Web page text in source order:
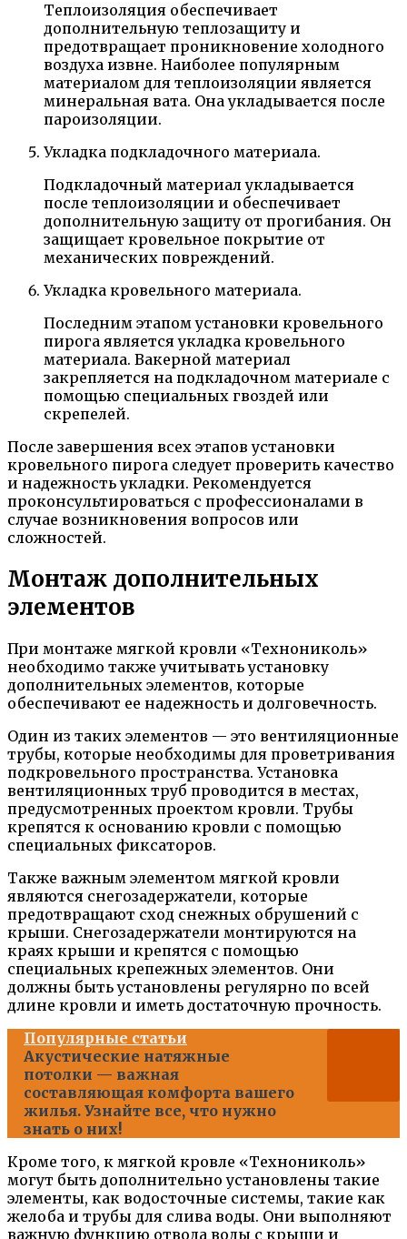
Теплоизоляция обеспечивает
дополнительную теплозащиту и
предотвращает проникновение холодного
воздуха извне. Наиболее популярным
материалом для теплоизоляции является
минеральная вата. Она укладывается после
пароизоляции.
Укладка подкладочного материала.
Подкладочный материал укладывается
после теплоизоляции и обеспечивает
дополнительную защиту от прогибания. Он
защищает кровельное покрытие от
механических повреждений.
Укладка кровельного материала.
Последним этапом установки кровельного
пирога является укладка кровельного
материала. Вакерной материал
закрепляется на подкладочном материале с
помощью специальных гвоздей или
скрепелей.
После завершения всех этапов установки
кровельного пирога следует проверить качество
и надежность укладки. Рекомендуется
проконсультироваться с профессионалами в
случае возникновения вопросов или
сложностей.
Монтаж дополнительных
элементов
При монтаже мягкой кровли «Технониколь»
необходимо также учитывать установку
дополнительных элементов, которые
обеспечивают ее надежность и долговечность.
Один из таких элементов — это вентиляционные
трубы, которые необходимы для проветривания
подкровельного пространства. Установка
вентиляционных труб проводится в местах,
предусмотренных проектом кровли. Трубы
крепятся к основанию кровли с помощью
специальных фиксаторов.
Также важным элементом мягкой кровли
являются снегозадержатели, которые
предотвращают сход снежных обрушений с
крыши. Снегозадержатели монтируются на
краях крыши и крепятся с помощью
специальных крепежных элементов. Они
должны быть установлены регулярно по всей
длине кровли и иметь достаточную прочность.
Популярные статьи
Акустические натяжные
потолки — важная
составляющая комфорта вашего
жилья. Узнайте все, что нужно
знать о них!
Кроме того, к мягкой кровле «Технониколь»
могут быть дополнительно установлены такие
элементы, как водосточные системы, такие как
желоба и трубы для слива воды. Они выполняют
важную функцию отвода воды с крыши и